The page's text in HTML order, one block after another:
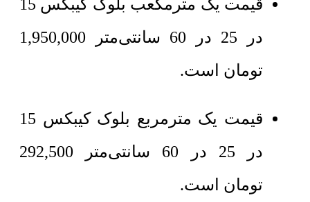
قیمت یک مترمکعب بلوک کیبکس 15
در 25 در 60 سانتی‌متر 1,950,000
تومان است.
قیمت یک مترمربع بلوک کیبکس 15
در 25 در 60 سانتی‌متر 292,500
تومان است.